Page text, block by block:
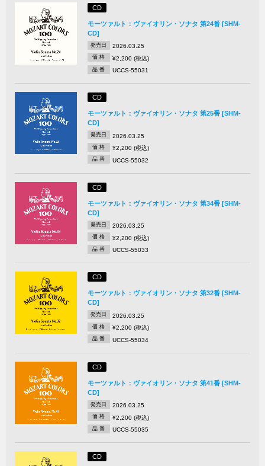
CD
モーツァルト：ヴァイオリン・ソナタ 第24番 [SHM-
CD]
発売日 2026.03.25
価 格 ¥2,200 (税込)
品 番 UCCS-55031
CD
モーツァルト：ヴァイオリン・ソナタ 第25番 [SHM-
CD]
発売日 2026.03.25
価 格 ¥2,200 (税込)
品 番 UCCS-55032
CD
モーツァルト：ヴァイオリン・ソナタ 第34番 [SHM-
CD]
発売日 2026.03.25
価 格 ¥2,200 (税込)
品 番 UCCS-55033
CD
モーツァルト：ヴァイオリン・ソナタ 第32番 [SHM-
CD]
発売日 2026.03.25
価 格 ¥2,200 (税込)
品 番 UCCS-55034
CD
モーツァルト：ヴァイオリン・ソナタ 第41番 [SHM-
CD]
発売日 2026.03.25
価 格 ¥2,200 (税込)
品 番 UCCS-55035
CD